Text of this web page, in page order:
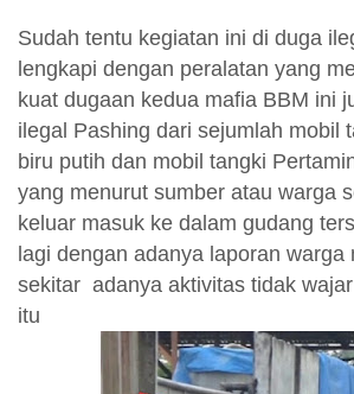
Sudah tentu kegiatan ini di duga
lengkapi dengan peralatan yang
kuat dugaan kedua mafia BBM ini
ilegal Pashing dari sejumlah mobil
biru putih dan mobil tangki
yang menurut sumber atau warga
keluar masuk ke dalam gudang
lagi dengan adanya laporan warga
sekitar adanya aktivitas tidak
itu